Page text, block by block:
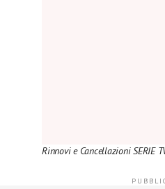
Rinnovi e Cancellazioni SERIE